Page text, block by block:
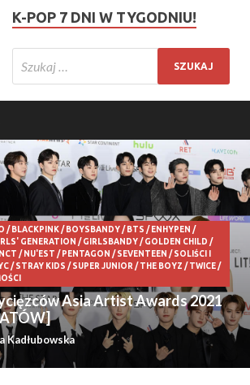
K-POP 7 DNI W TYGODNIU!
/BLACKPINK/BOYSBANDY/BTS / ENHYPEN /
GENERATION /GIRLSBANDY/GOLDEN CHILD /
NCT / NU'EST / PENTAGON /SEVENTEEN /SOLIŚCI I
/STRAY KIDS /SUPER JUNIOR /THE BOYZ /TWICE/
Asia Artist Awards 2021
Kadłubowska